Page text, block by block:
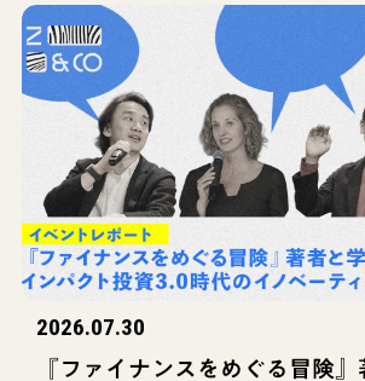
2026.07.30
『ファイナンスをめぐる冒険』